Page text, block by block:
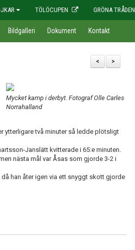
TÖLÖCUPEN GRÖNA TRÅDEN
Bildgalleri Dokument Kontakt
>
<
Mycket kamp i derbyt. Fotograf Olle Carles
Norrahalland
ytterligare två minuter så ledde plötsligt
Janslätt kvitterade i 65:e minuten.
nästa mål var Åsas som gjorde 3-2 i
han åter igen via ett snyggt skott gjorde